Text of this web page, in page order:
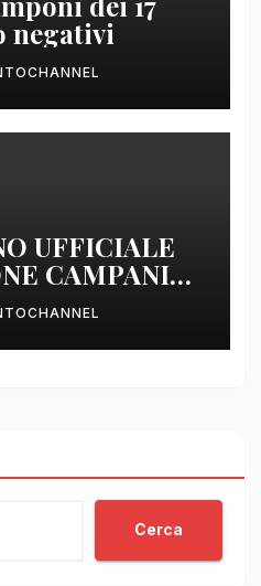
negativi
UFFICIALE
CAMPANIA
Cerca